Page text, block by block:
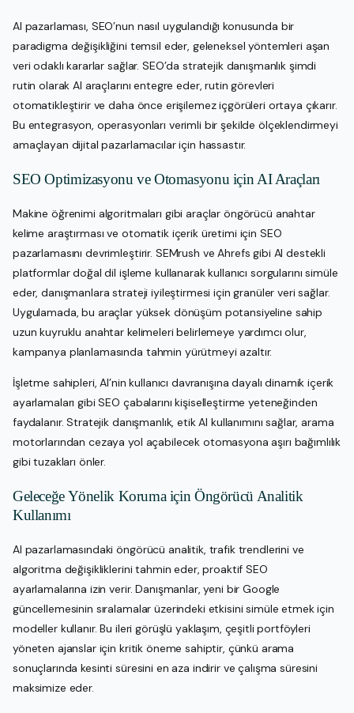
AI pazarlaması, SEO’nun nasıl uygulandığı konusunda bir
paradigma değişikliğini temsil eder, geleneksel yöntemleri aşan
veri odaklı kararlar sağlar. SEO’da stratejik danışmanlık şimdi
rutin olarak AI araçlarını entegre eder, rutin görevleri
otomatikleştirir ve daha önce erişilemez içgörüleri ortaya çıkarır.
Bu entegrasyon, operasyonları verimli bir şekilde ölçeklendirmeyi
amaçlayan dijital pazarlamacılar için hassastır.
SEO Optimizasyonu ve Otomasyonu için AI Araçları
Makine öğrenimi algoritmaları gibi araçlar öngörücü anahtar
kelime araştırması ve otomatik içerik üretimi için SEO
pazarlamasını devrimleştirir. SEMrush ve Ahrefs gibi AI destekli
platformlar doğal dil işleme kullanarak kullanıcı sorgularını simüle
eder, danışmanlara strateji iyileştirmesi için granüler veri sağlar.
Uygulamada, bu araçlar yüksek dönüşüm potansiyeline sahip
uzun kuyruklu anahtar kelimeleri belirlemeye yardımcı olur,
kampanya planlamasında tahmin yürütmeyi azaltır.
İşletme sahipleri, AI’nin kullanıcı davranışına dayalı dinamik içerik
ayarlamaları gibi SEO çabalarını kişiselleştirme yeteneğinden
faydalanır. Stratejik danışmanlık, etik AI kullanımını sağlar, arama
motorlarından cezaya yol açabilecek otomasyona aşırı bağımlılık
gibi tuzakları önler.
Geleceğe Yönelik Koruma için Öngörücü Analitik
Kullanımı
AI pazarlamasındaki öngörücü analitik, trafik trendlerini ve
algoritma değişikliklerini tahmin eder, proaktif SEO
ayarlamalarına izin verir. Danışmanlar, yeni bir Google
güncellemesinin sıralamalar üzerindeki etkisini simüle etmek için
modeller kullanır. Bu ileri görüşlü yaklaşım, çeşitli portföyleri
yöneten ajanslar için kritik öneme sahiptir, çünkü arama
sonuçlarında kesinti süresini en aza indirir ve çalışma süresini
maksimize eder.